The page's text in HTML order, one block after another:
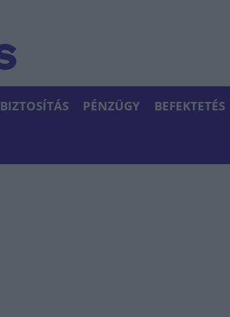
BIZTOSÍTÁS PÉNZÜGY BEFEKTETÉS